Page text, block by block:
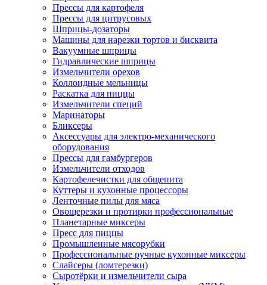
Прессы для картофеля
Прессы для цитрусовых
Шприцы-дозаторы
Машины для нарезки тортов и бисквита
Вакуумные шприцы
Гидравлические шприцы
Измельчители орехов
Коллоидные мельницы
Раскатка для пиццы
Измельчители специй
Маринаторы
Бликсеры
Аксессуары для электро-механического
оборудования
Прессы для гамбургеров
Измельчители отходов
Картофелечистки для общепита
Куттеры и кухонные процессоры
Ленточные пилы для мяса
Овощерезки и протирки профессиональные
Планетарные миксеры
Пресс для пиццы
Промышленные мясорубки
Профессиональные ручные кухонные миксеры
Слайсеры (ломтерезки)
Сыротёрки и измельчители сыра